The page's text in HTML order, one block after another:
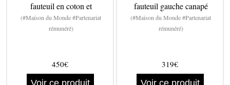
fauteuil en coton et
(#Maison du Monde #Partenariat
rémunéré)
450€
fauteuil gauche canapé
(#Maison du Monde #Partenariat
rémunéré)
319€